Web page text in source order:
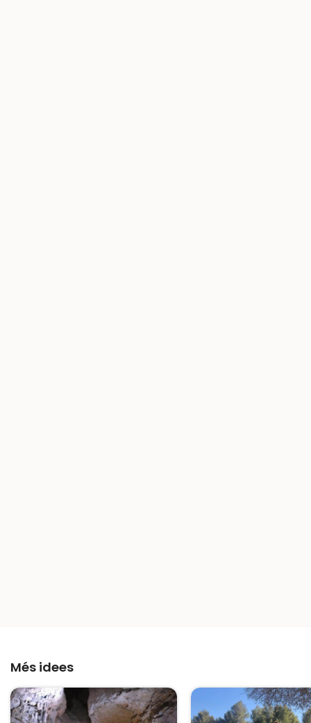
Més idees